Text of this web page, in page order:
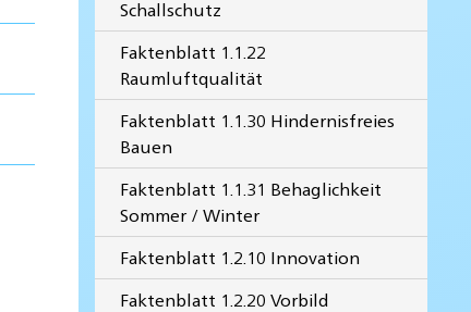
Schallschutz
Faktenblatt 1.1.22
Raumluftqualität
Faktenblatt 1.1.30 Hindernisfreies
Bauen
Faktenblatt 1.1.31 Behaglichkeit
Sommer / Winter
Faktenblatt 1.2.10 Innovation
Faktenblatt 1.2.20 Vorbild